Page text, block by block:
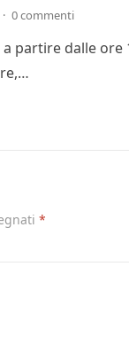
· 0 commenti
partire dalle
*